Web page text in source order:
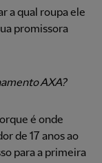
a qual roupa ele
promissora
AXA?
é onde
de 17 anos ao
para a primeira